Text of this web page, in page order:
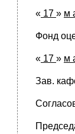
« 17 » м
Фонд
« 17 » м
Зав.